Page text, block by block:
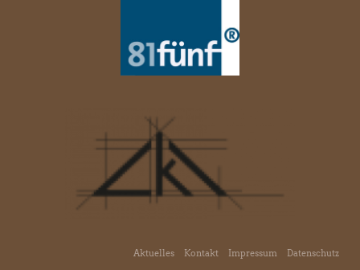
Aktuelles Kontakt Impressum Datenschutz